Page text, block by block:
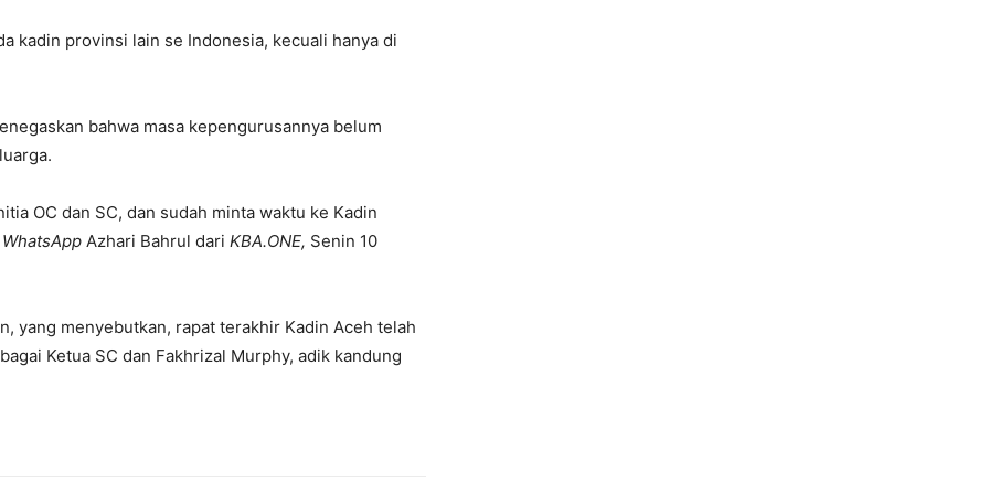
kadin provinsi lain se Indonesia, kecuali hanya di
bahwa masa kepengurusannya belum
OC dan SC, dan sudah minta waktu ke Kadin
WhatsApp Azhari Bahrul dari KBA.ONE, Senin 10
yang menyebutkan, rapat terakhir Kadin Aceh telah
Ketua SC dan Fakhrizal Murphy, adik kandung